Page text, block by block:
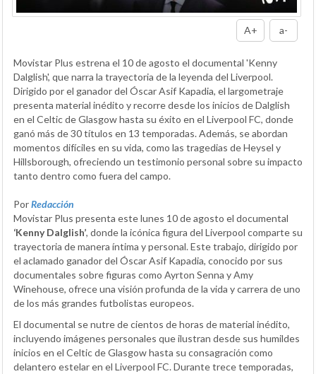
A+ a-
Movistar Plus estrena el 10 de agosto el documental 'Kenny
Dalglish', que narra la trayectoria de la leyenda del Liverpool.
Dirigido por el ganador del Óscar Asif Kapadia, el largometraje
presenta material inédito y recorre desde los inicios de Dalglish
en el Celtic de Glasgow hasta su éxito en el Liverpool FC, donde
ganó más de 30 títulos en 13 temporadas. Además, se abordan
momentos difíciles en su vida, como las tragedias de Heysel y
Hillsborough, ofreciendo un testimonio personal sobre su impacto
tanto dentro como fuera del campo.
PorRedacción
Movistar Plus presenta este lunes 10 de agosto el documental
‘Kenny Dalglish’, donde la icónica figura del Liverpool comparte su
trayectoria de manera íntima y personal. Este trabajo, dirigido por
el aclamado ganador del Óscar Asif Kapadia, conocido por sus
documentales sobre figuras como Ayrton Senna y Amy
Winehouse, ofrece una visión profunda de la vida y carrera de uno
de los más grandes futbolistas europeos.
El documental se nutre de cientos de horas de material inédito,
incluyendo imágenes personales que ilustran desde sus humildes
inicios en el Celtic de Glasgow hasta su consagración como
delantero estelar en el Liverpool FC. Durante trece temporadas,